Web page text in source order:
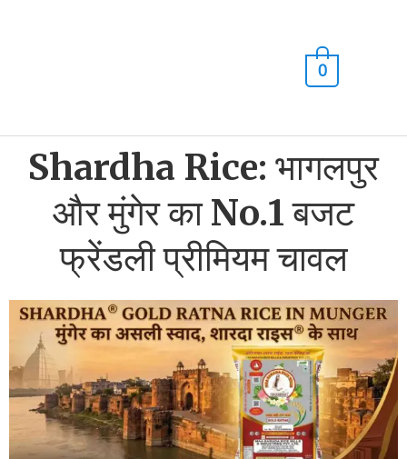
0
Shardha Rice: भागलपुर
और मुंगेर का No.1 बजट
फ्रेंडली प्रीमियम चावल